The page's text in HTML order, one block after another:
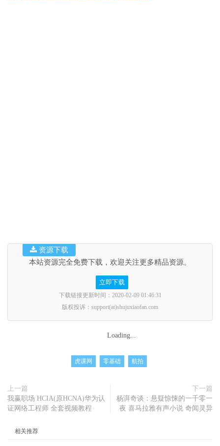
本站资源完全免费下载，欢迎关注更多精品资源。
立即下载
下载链接更新时间：2020-02-09 01:46:31
版权投诉：support(at)shujuxiaofan.com
资源下载
Loading...
虎课网 零基础 航拍
上一篇
我赢职场 HCIA(原HCNA)华为认
证网络工程师 全套视频教程
下一篇
杨湃奇谈：悬疑惊悚的一千零一
夜 喜马拉雅有声小说 奇闻灵异
相关推荐